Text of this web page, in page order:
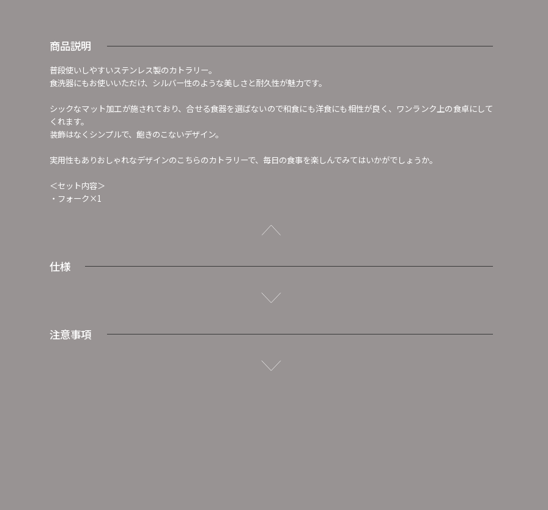
商品説明
普段使いしやすいステンレス製のカトラリー。
食洗器にもお使いいただけ、シルバー性のような美しさと耐久性が魅力です。
シックなマット加工が施されており、合せる食器を選ばないので和食にも洋食にも相性が良く、ワンランク上の食卓にして
くれます。
装飾はなくシンプルで、飽きのこないデザイン。
実用性もありおしゃれなデザインのこちらのカトラリーで、毎日の食事を楽しんでみてはいかがでしょうか。
＜セット内容＞
・フォーク×1
仕様
注意事項